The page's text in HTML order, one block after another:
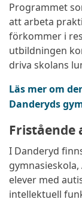
Programmet
att arbeta
förkommer i
utbildningen
driva skolans
Läs mer om
Danderyds
Fristående
I Danderyd
elever med
intellektuell